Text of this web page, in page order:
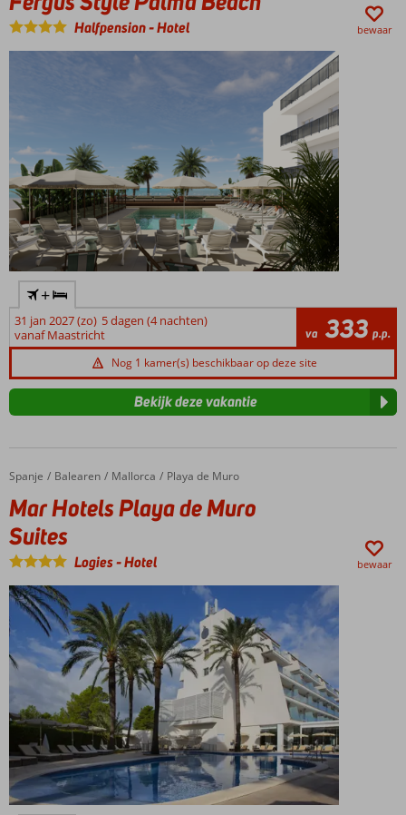
van stranden, eetgelegenheden en eventuele stadscentra.
Halfpension-Hotel bewaar
+
31 jan 2027 (zo) 5 dagen (4 nachten)
vanaf Maastricht
va 333 p.p.
Nog 1 kamer(s) beschikbaar op deze site
Bekijk deze vakantie
Home
Spanje Balearen Mallorca Playa de Muro
Mar Hotels Playa de Muro Suites
Mar Hotels Playa de Muro
Suites
Logies-Hotel bewaar